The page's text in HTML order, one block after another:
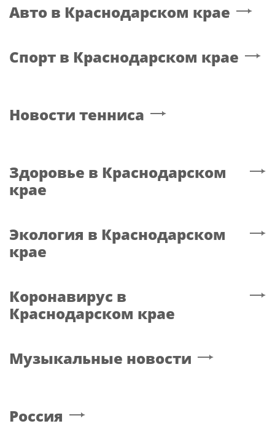
Авто в Краснодарском крае
Спорт в Краснодарском крае
Новости тенниса
Здоровье в Краснодарском
крае
Экология в Краснодарском
крае
Коронавирус в
Краснодарском крае
Музыкальные новости
Россия